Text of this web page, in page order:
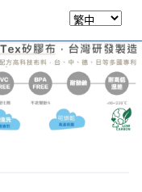
永續發展 關於我